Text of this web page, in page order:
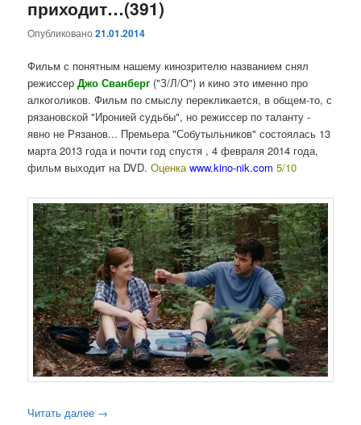
приходит…(391)
Опубликовано21.01.2014
Фильм с понятным нашему кинозрителю названием снял
режиссерДжо Сванберг ("З/Л/О") и кино это именно про
алкоголиков. Фильм по смыслу перекликается, в общем-то, с
рязановской "Иронией судьбы", но режиссер по таланту -
явно не Рязанов... Премьера "Собутыльников" состоялась 13
марта 2013 года и почти год спустя , 4 февраля 2014 года,
фильм выходит на DVD.Оценка www.kino-nik.com5/10
Читать далее →